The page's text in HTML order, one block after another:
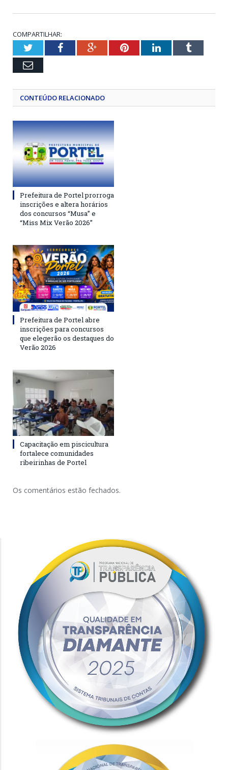
COMPARTILHAR:
TwitterFacebookGoogle+PinterestLinkedInTumblr
Email
CONTEÚDO RELACIONADO
Prefeitura de Portel prorroga
inscrições e altera horários
dos concursos “Musa” e
“Miss Mix Verão 2026”
Prefeitura de Portel abre
inscrições para concursos
que elegerão os destaques do
Verão 2026
Capacitação em piscicultura
fortalece comunidades
ribeirinhas de Portel
Os comentários estão fechados.